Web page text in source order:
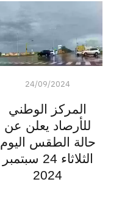
24/09/2024
المركز الوطني
للأرصاد يعلن عن
حالة الطقس اليوم
الثلاثاء 24 سبتمبر
2024